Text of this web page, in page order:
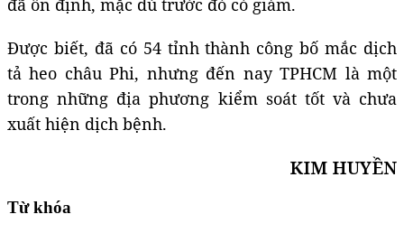
đã ổn định, mặc dù trước đó có giảm.
Được biết, đã có 54 tỉnh thành công bố mắc dịch
tả heo châu Phi, nhưng đến nay TPHCM là một
trong những địa phương kiểm soát tốt và chưa
xuất hiện dịch bệnh.
KIM HUYỀN
Từ khóa